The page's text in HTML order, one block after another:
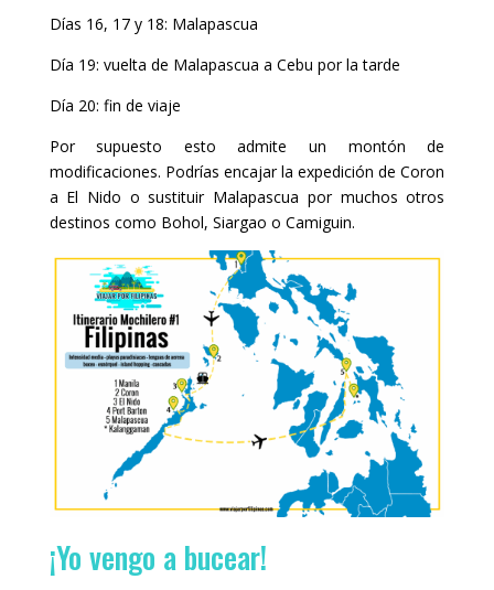
Días 16, 17 y 18: Malapascua
Día 19: vuelta de Malapascua a Cebu por la tarde
Día 20: fin de viaje
Por supuesto esto admite un montón de
modificaciones. Podrías encajar la expedición de Coron
a El Nido o sustituir Malapascua por muchos otros
destinos como Bohol, Siargao o Camiguin.
¡Yo vengo a bucear!